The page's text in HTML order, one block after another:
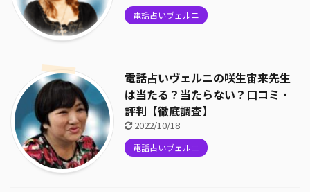
電話占いヴェルニ
電話占いヴェルニの咲生宙来先生
は当たる？当たらない？口コミ・
評判【徹底調査】
2022/10/18
電話占いヴェルニ